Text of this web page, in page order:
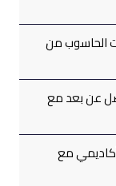
الحاسوب من
عن بعد مع
مع